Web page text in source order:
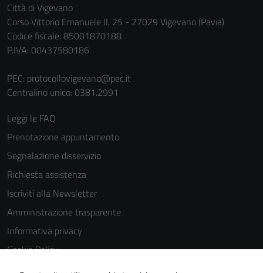
Città di Vigevano
Corso Vittorio Emanuele II, 25 - 27029 Vigevano (Pavia)
Codice fiscale: 85001870188
P.IVA: 00437580186
PEC: protocollovigevano@pec.it
Centralino unico: 0381.2991
Leggi le FAQ
Prenotazione appuntamento
Segnalazione disservizio
Richiesta assistenza
Iscriviti alla Newsletter
Amministrazione trasparente
Informativa privacy
Cookie Policy
Media policy